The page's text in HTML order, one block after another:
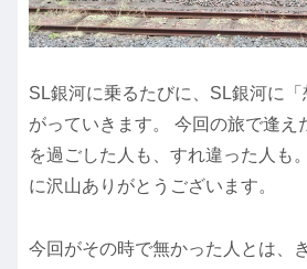
SL銀河に乗るたびに、SL銀河に
がっていきます。 今回の旅で逢え
を過ごした人も、すれ違った人も
に沢山ありがとうございます。
今回がその時で無かった人とは、